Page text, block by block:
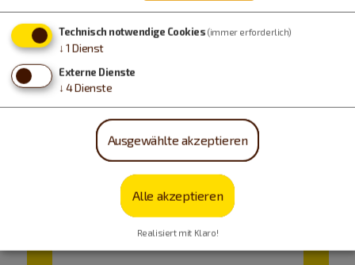
Technisch notwendige Cookies (immer erforderlich)
↓ 1 Dienst
Externe Dienste
↓ 4Dienste
Ausgewählte akzeptieren
Alle akzeptieren
Realisiert mit Klaro!